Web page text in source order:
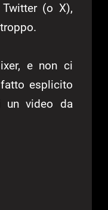
(o X),
e non ci
esplicito
un video da